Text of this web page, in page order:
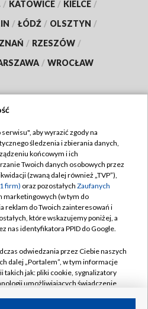
/ KATOWICE / KIELCE /
/ ŁÓDŹ / OLSZTYN /
/ RZESZÓW /
/ WROCŁAW
TVP
TVP
prywatności
zgody
Pomoc
Kontakt
Kanały
aby wyrazić zgody na
śledzenia i zbierania danych,
końcowym i ich
Twoich danych osobowych przez
(zwaną dalej również „TVP”),
firm) oraz pozostałych Zaufanych
marketingowych (w tym do
reklam do Twoich zainteresowań i
które wskazujemy poniżej, a
nas identyfikatora PPID do Google.
odwiedzania przez Ciebie naszych
dalej „Portalem”, w tym informacje
takich jak: pliki cookie, sygnalizatory
umożliwiających świadczenie